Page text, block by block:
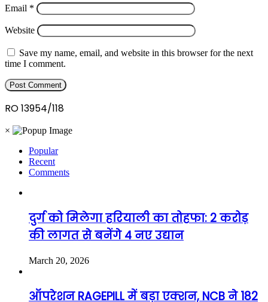
Email *
Website
Save my name, email, and website in this browser for the next
time I comment.
RO 13954/118
×
Popular
Recent
Comments
दुर्ग को मिलेगा हरियाली का तोहफा: 2 करोड़
की लागत से बनेंगे 4 नए उद्यान
March 20, 2026
ऑपरेशन RAGEPILL में बड़ा एक्शन, NCB ने 182